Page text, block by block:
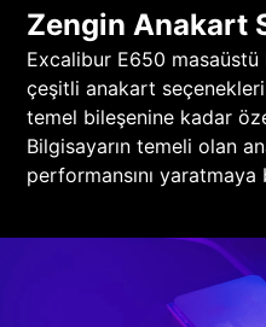
Zengin Anakart
Excalibur E650
çeşitli anakart seçenekleri
temel bileşenine kadar
Bilgisayarın temeli olan
performansını yaratmaya